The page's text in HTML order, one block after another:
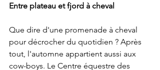
Entre plateau et fjord à cheval
Que dire d'une promenade à cheval
pour décrocher du quotidien ? Après
tout, l'automne appartient aussi aux
cow-boys. Le Centre équestre des